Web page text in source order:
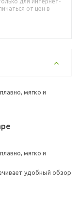
от цен в
мягко и
мягко и
удобный обзор